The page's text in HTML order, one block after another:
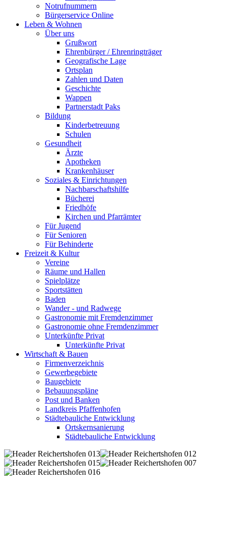
Notrufnummern
Bürgerservice Online
Leben & Wohnen
Über uns
Grußwort
Ehrenbürger / Ehrenringträger
Geografische Lage
Ortsplan
Zahlen und Daten
Geschichte
Wappen
Partnerstadt Paks
Bildung
Kinderbetreuung
Schulen
Gesundheit
Ärzte
Apotheken
Krankenhäuser
Soziales & Einrichtungen
Nachbarschaftshilfe
Bücherei
Friedhöfe
Kirchen und Pfarrämter
Für Jugend
Für Senioren
Für Behinderte
Freizeit & Kultur
Vereine
Räume und Hallen
Spielplätze
Sportstätten
Baden
Wander - und Radwege
Gastronomie mit Fremdenzimmer
Gastronomie ohne Fremdenzimmer
Unterkünfte Privat
Unterkünfte Privat
Wirtschaft & Bauen
Firmenverzeichnis
Gewerbegebiete
Baugebiete
Bebauungspläne
Post und Banken
Landkreis Pfaffenhofen
Städtebauliche Entwicklung
Ortskernsanierung
Städtebauliche Entwicklung